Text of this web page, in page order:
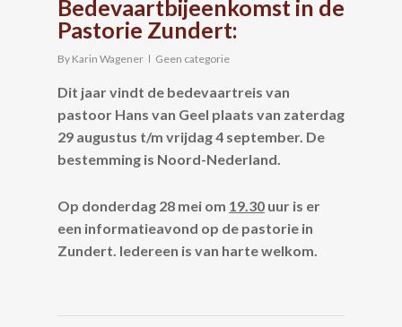
Bedevaartbijeenkomst in de
Pastorie Zundert:
By Karin Wagener Geen categorie
Dit jaar vindt de bedevaartreis van
pastoor Hans van Geel plaats van zaterdag
29 augustus t/m vrijdag 4 september. De
bestemming is Noord-Nederland.
Op donderdag 28 mei om 19.30 uur is er
een informatieavond op de pastorie in
Zundert. Iedereen is van harte welkom.